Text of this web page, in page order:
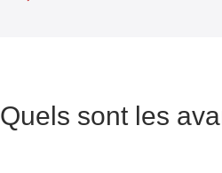
Quels sont les